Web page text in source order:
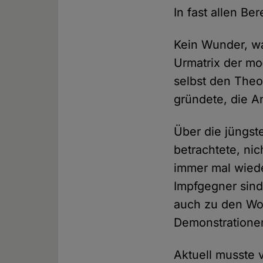
In fast allen
Kein Wunder,
Urmatrix der
selbst den
gründete, die
Über die
betrachtete,
immer mal
Impfgegner
auch zu den
Aktuell musste